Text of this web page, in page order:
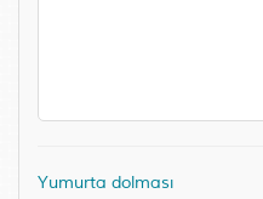
Yumurta dolması